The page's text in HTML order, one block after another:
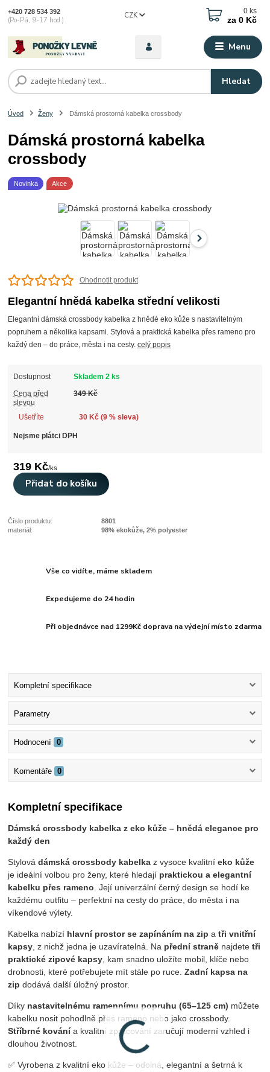
Menu
CZK
Hledat
+420 728 534 392
(Po-Pá, 9-17 hod.)
0 ks
za 0 Kč
Úvod Ženy Dámská prostorná kabelka crossbody
Dámská prostorná kabelka
crossbody
Novinka Akce
Ohodnotit produkt
Elegantní hnědá kabelka střední velikosti
Elegantní dámská crossbody kabelka z hnědé eko kůže s nastavitelným
popruhem a několika kapsami. Stylová a praktická kabelka přes rameno pro
každý den – do práce, města i na cesty.celý popis
Dostupnost Skladem 2 ks
Cena před
slevou
349 Kč
Ušetříte 30 Kč (9% sleva)
Nejsme plátci DPH
319 Kč/ks
Přidat do košíku
Číslo produktu:
8801
materiál:
98% ekokůže, 2% polyester
Vše co vidíte, máme skladem
Expedujeme do 24 hodin
Při objednávce nad 1299Kč doprava na výdejní místo zdarma
Kompletní specifikace
Parametry
Hodnocení 0
Komentáře 0
Kompletní specifikace
Dámská crossbody kabelka z eko kůže – hnědá elegance pro
každý den
Stylovádámská crossbody kabelka z vysoce kvalitníeko kůže
je ideální volbou pro ženy, které hledají praktickou a elegantní
kabelku přes rameno . Její univerzální černý design se hodí ke
každému outfitu – perfektní na cesty do práce, do města i na
víkendové výlety.
Kabelka nabízí hlavní prostor se zapínáním na zip atři vnitřní
kapsy , z nichž jedna je uzavíratelná. Na přední straně najdetetři
praktické zipové kapsy , kam snadno uložíte mobil, klíče nebo
drobnosti, které potřebujete mít stále po ruce.Zadní kapsa na
zip dodává další úložný prostor.
Díky nastavitelnému ramennímu popruhu (65–125 cm) můžete
kabelku nosit pohodlně přes rameno nebo jako crossbody.
Stříbrné kovánía kvalitní zpracování zaručují moderní vzhled i
dlouhou životnost.
✅ Vyrobena z kvalitní eko kůže – odolná, elegantní a šetrná k